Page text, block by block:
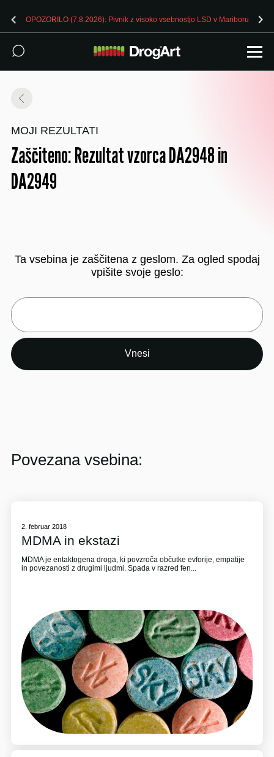
OPOZORILO (7.8.2026): Pivnik z visoko vsebnostjo LSD v Mariboru
MOJI REZULTATI
Zaščiteno: Rezultat vzorca DA2948 in
DA2949
Ta vsebina je zaščitena z geslom. Za ogled spodaj
vpišite svoje geslo:
Povezana vsebina:
2. februar 2018
MDMA in ekstazi
MDMA je entaktogena droga, ki povzroča občutke evforije, empatije
in povezanosti z drugimi ljudmi. Spada v razred fen...